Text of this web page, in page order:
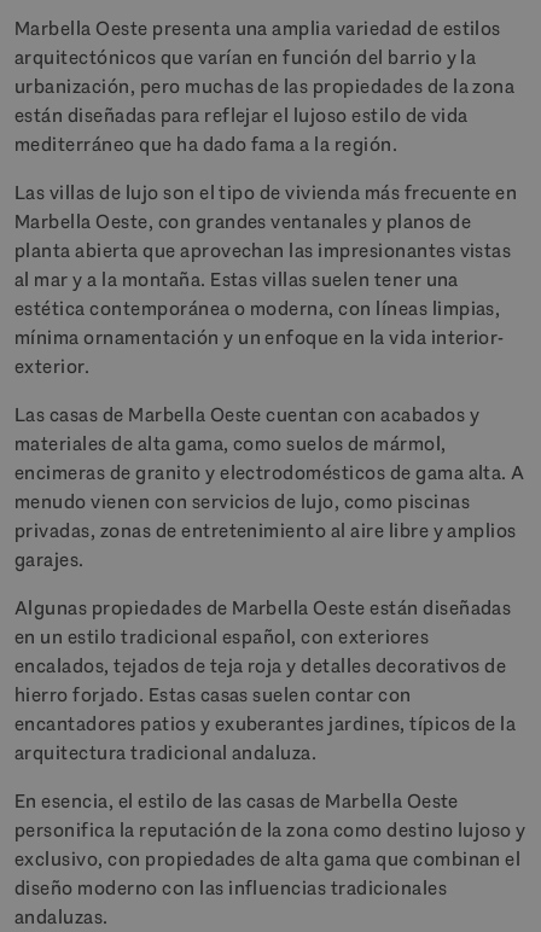
Marbella Oeste presenta una amplia variedad de estilos
arquitectónicos que varían en función del barrio y la
urbanización, pero muchas de las propiedades de la zona
están diseñadas para reflejar el lujoso estilo de vida
mediterráneo que ha dado fama a la región.
Las villas de lujo son el tipo de vivienda más frecuente en
Marbella Oeste, con grandes ventanales y planos de
planta abierta que aprovechan las impresionantes vistas
al mar y a la montaña. Estas villas suelen tener una
estética contemporánea o moderna, con líneas limpias,
mínima ornamentación y un enfoque en la vida interior-
exterior.
Las casas de Marbella Oeste cuentan con acabados y
materiales de alta gama, como suelos de mármol,
encimeras de granito y electrodomésticos de gama alta. A
menudo vienen con servicios de lujo, como piscinas
privadas, zonas de entretenimiento al aire libre y amplios
garajes.
Algunas propiedades de Marbella Oeste están diseñadas
en un estilo tradicional español, con exteriores
encalados, tejados de teja roja y detalles decorativos de
hierro forjado. Estas casas suelen contar con
encantadores patios y exuberantes jardines, típicos de la
arquitectura tradicional andaluza.
En esencia, el estilo de las casas de Marbella Oeste
personifica la reputación de la zona como destino lujoso y
exclusivo, con propiedades de alta gama que combinan el
diseño moderno con las influencias tradicionales
andaluzas.